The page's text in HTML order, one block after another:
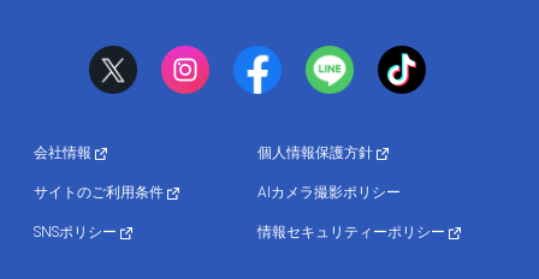
会社情報 個人情報保護方針
サイトのご利用条件 AIカメラ撮影ポリシー
SNSポリシー 情報セキュリティーポリシー